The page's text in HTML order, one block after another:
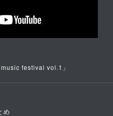
festival vol.1」
め